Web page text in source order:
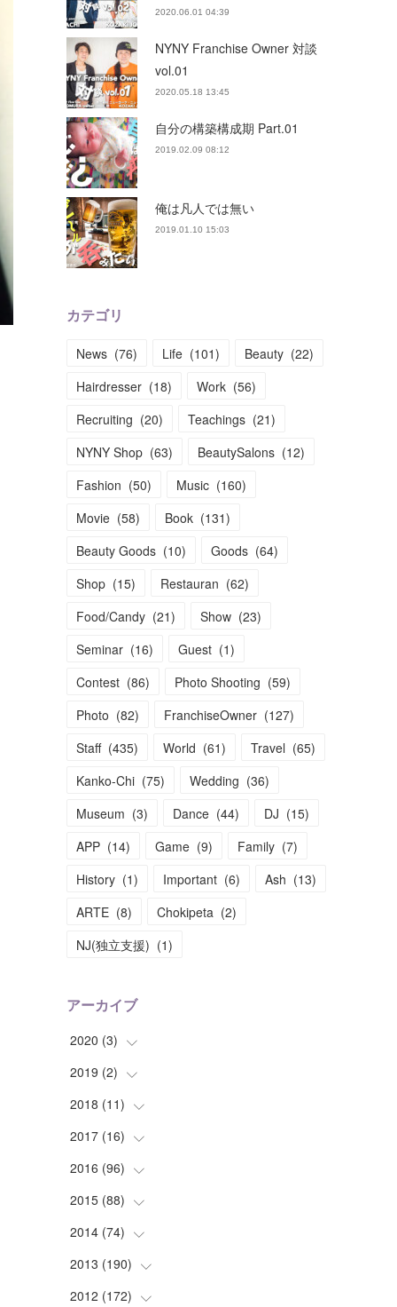
2020.06.01 04:39
NYNY Franchise Owner 対談
vol.01
2020.05.18 13:45
自分の構築構成期 Part.01
2019.02.09 08:12
俺は凡人では無い
2019.01.10 15:03
カテゴリ
News (76) Life (101) Beauty (22)
Hairdresser (18) Work (56)
Recruiting (20) Teachings (21)
NYNY Shop (63) BeautySalons (12)
Fashion (50) Music (160)
Movie (58) Book (131)
Beauty Goods (10) Goods (64)
Shop (15) Restauran (62)
Food/Candy (21) Show (23)
Seminar (16) Guest (1)
Contest (86) Photo Shooting (59)
Photo (82) FranchiseOwner (127)
Staff (435) World (61) Travel (65)
Kanko-Chi (75) Wedding (36)
Museum (3) Dance (44) DJ (15)
APP (14) Game (9) Family (7)
History (1) Important (6) Ash (13)
ARTE (8) Chokipeta (2)
NJ(独立支援) (1)
アーカイブ
2020 (3)
(1
( 1)
(1)
2019 (2)
( 1)
(1)
2018 (11)
(2)
(1)
(1)
(1)
(3)
(2)
2017 (16)
(1)
(2)
(1)
(3)
(1)
2016 (96)
(2)
(5)
(6)
(3)
2015 (88)
(4)
(7)
(6)
2014 (74)
(9)
(14)
2013 (190)
(17)
2012 (172)